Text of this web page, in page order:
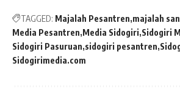
TAGGED: Majalah Pesantren majalah
Media Pesantren Media Sidogiri Sidogiri
Sidogiri Pasuruan sidogiri pesantren
Sidogirimedia.com